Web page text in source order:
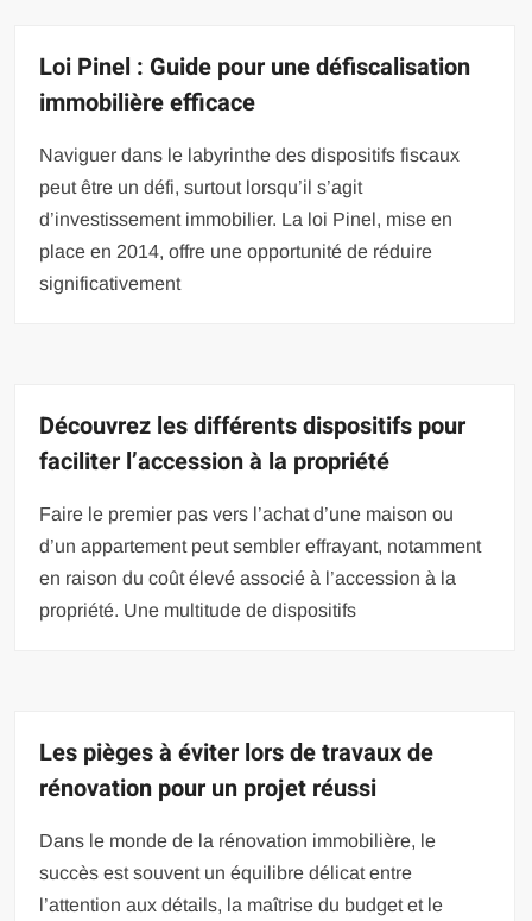
Loi Pinel : Guide pour une défiscalisation
immobilière efficace
Naviguer dans le labyrinthe des dispositifs fiscaux
peut être un défi, surtout lorsqu’il s’agit
d’investissement immobilier. La loi Pinel, mise en
place en 2014, offre une opportunité de réduire
significativement
Découvrez les différents dispositifs pour
faciliter l’accession à la propriété
Faire le premier pas vers l’achat d’une maison ou
d’un appartement peut sembler effrayant, notamment
en raison du coût élevé associé à l’accession à la
propriété. Une multitude de dispositifs
Les pièges à éviter lors de travaux de
rénovation pour un projet réussi
Dans le monde de la rénovation immobilière, le
succès est souvent un équilibre délicat entre
l’attention aux détails, la maîtrise du budget et le